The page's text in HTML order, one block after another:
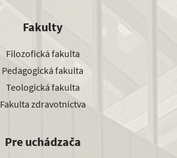
Fakulty
Filozofická fakulta
Pedagogická fakulta
Teologická fakulta
Fakulta zdravotníctva
Pre uchádzača